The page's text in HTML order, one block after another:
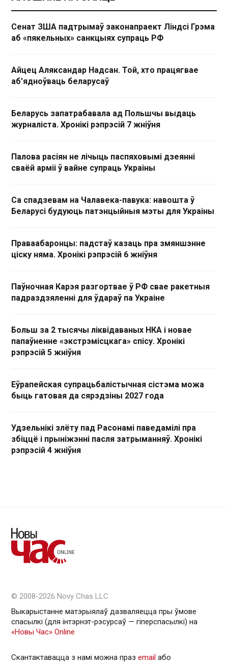
Сенат ЗША падтрымаў законапраект Ліндсі Грэма
аб «пякельных» санкцыях супраць РФ
Айцец Аляксандар Надсан. Той, хто працягвае
аб'ядноўваць беларусаў
Беларусь запатрабавала ад Польшчы выдаць
журналіста. Хронікі рэпрэсій 7 жніўня
Палова расіян не лічыць паспяховымі дзеянні
сваёй арміі ў вайне супраць Украіны
Са спадзевам на Чалавека-павука: навошта ў
Беларусі будуюць патэнцыйныя мэты для Украіны
Праваабаронцы: падстаў казаць пра змяншэнне
ціску няма. Хронікі рэпрэсій 6 жніўня
Паўночная Карэя разгортвае ў РФ свае ракетныя
падраздзяленні для ўдараў па Украіне
Больш за 2 тысячы ліквідаваных НКА і новае
папаўненне «экстрэмісцкага» спісу. Хронікі
рэпрэсій 5 жніўня
Еўрапейская супрацьбалістычная сістэма можа
быць гатовая да сярэдзіны 2027 года
Удзельнікі злёту пад Расонамі паведамілі пра
збіццё і прыніжэнні пасля затрыманняў. Хронікі
рэпрэсій 4 жніўня
© 2008-2026 Novy Chas LLC
Выкарыстанне матэрыялаў дазваляецца пры ўмове
спасылкі (для інтэрнэт-рэсурсаў — гiперспасылкi) на
«Новы Час» Online
Скантактавацца з намі можна праз email або